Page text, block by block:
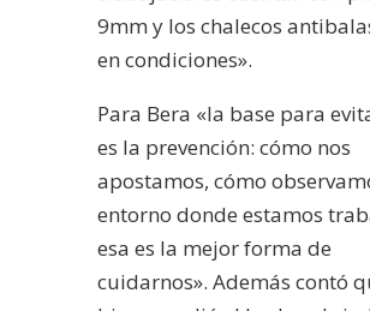
9mm y los chalecos
en condiciones».
Para Bera «la base para
es la prevención: cómo nos
apostamos, cómo
entorno donde estamos
esa es la mejor forma de
cuidarnos». Además contó